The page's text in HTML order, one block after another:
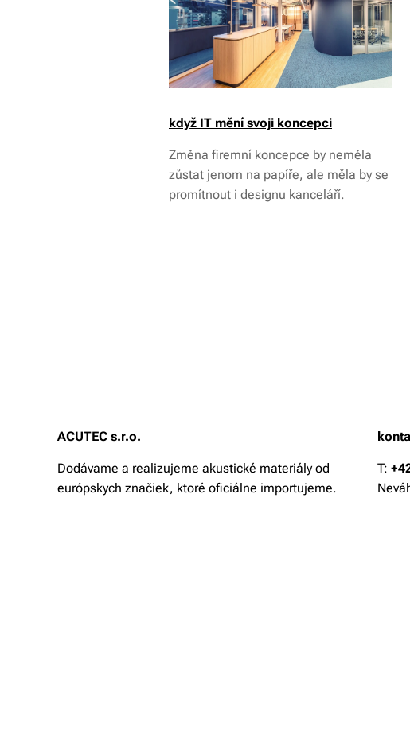
když IT mění svoji koncepci
Změna firemní koncepce by neměla
zůstat jenom na papíře, ale měla by se
promítnout i designu kanceláří.
ACUTEC s.r.o.
Dodávame a realizujeme akustické materiály od
európskych značiek, ktoré oficiálne importujeme.
T: